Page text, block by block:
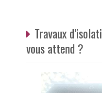
Travaux
vous attend ?